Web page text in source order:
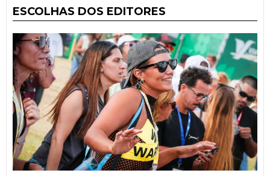
ESCOLHAS DOS EDITORES